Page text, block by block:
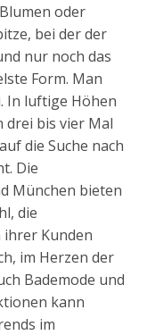
oder
bei der der
nur noch das
Form. Man
In luftige Höhen
drei bis vier Mal
die Suche nach
Die
München bieten
die
ihrer Kunden
im Herzen der
Bademode und
kann
im